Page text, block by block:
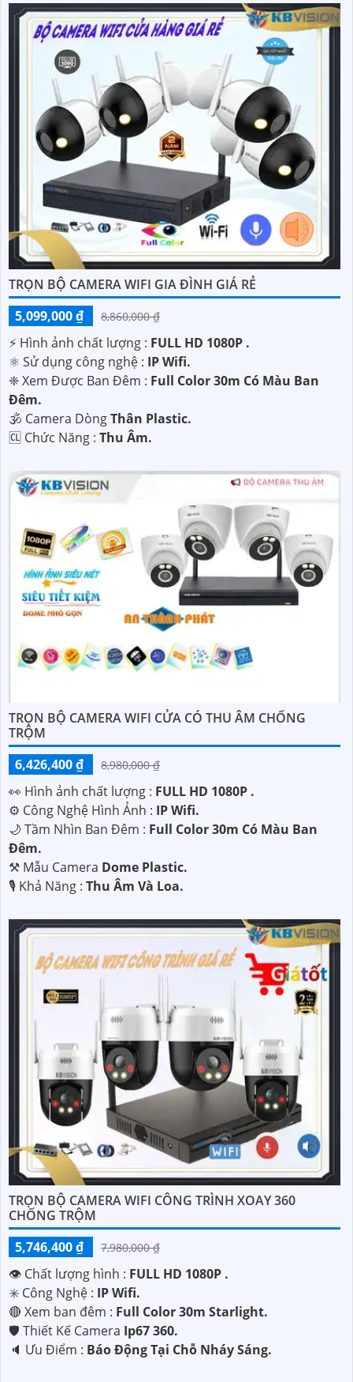
TRỌN BỘ CAMERA WIFI GIA ĐÌNH GIÁ RẺ
5,099,000 ₫
8,860,000 ₫
️⚡ Hình ảnh chất lượng : FULL HD 1080P .
⚛️ Sử dụng công nghệ : IP Wifi.
❈ Xem Được Ban Đêm : Full Color 30m Có Màu Ban
Ðêm.
🕉️ Camera DòngThân Plastic.
️🆑 Chức Năng : Thu Âm.
TRỌN BỘ CAMERA WIFI CỬA CÓ THU ÂM CHỐNG
TRỘM
6,426,400 ₫
8,980,000 ₫
️👀 Hình ảnh chất lượng : FULL HD 1080P .
⚙ Công Nghệ Hình Ảnh : IP Wifi.
🌙 Tầm Nhìn Ban Đêm : Full Color 30m Có Màu Ban
Ðêm.
⚒ Mẫu Camera Dome Plastic.
️🎙 Khả Năng : Thu Âm Và Loa.
TRỌN BỘ CAMERA WIFI CÔNG TRÌNH XOAY 360
CHỐNG TRỘM
5,746,400 ₫
7,980,000 ₫
👁 Chất lượng hình : FULL HD 1080P .
✳️ Công Nghệ : IP Wifi.
🔴 Xem ban đêm : Full Color 30m Starlight.
🛡 Thiết Kế Camera Ip67 360.
️🔈 Ưu Điểm : Báo Động Tại Chỗ Nháy Sáng.